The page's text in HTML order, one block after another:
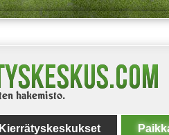
Kierrätyskeskukset